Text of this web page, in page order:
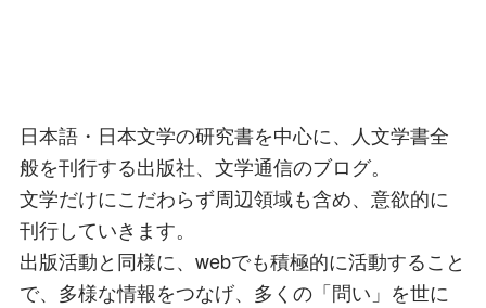
日本語・日本文学の研究書を中心に、人文学書全
般を刊行する出版社、文学通信のブログ。
文学だけにこだわらず周辺領域も含め、意欲的に
刊行していきます。
出版活動と同様に、webでも積極的に活動すること
で、多様な情報をつなげ、多くの「問い」を世に